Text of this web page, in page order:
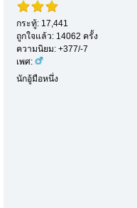
กระทู้: 17,441
ถูกใจแล้ว: 14062 ครั้ง
ความนิยม: +377/-7
เพศ:
นักอู้มือหนึ่ง